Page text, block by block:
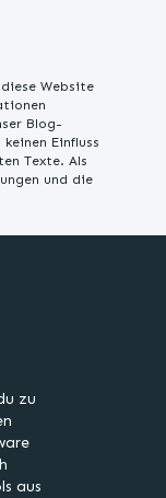
Website
Blog-
Einfluss
Texte. Als
und die
zu
aus